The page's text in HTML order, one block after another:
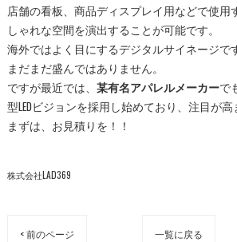
店舗の看板、商品ディスプレイ用などで使用
しゃれな空間を演出することが可能です。
海外ではよく目にするデジタルサイネージで
まだまだ盛んではありません。
ですが最近では、 某有名アパレルメーカーで
型LEDビジョンを採用し始めており、注目が高
まずは、お見積りを！！
株式会社LAD369
< 前のページ 一覧に戻る